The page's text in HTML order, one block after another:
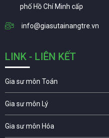
phố Hồ Chí Minh cấp
info@giasutainangtre.vn
LINK - LIÊN KẾT
Gia sư môn Toán
Gia sư môn Lý
Gia sư môn Hóa